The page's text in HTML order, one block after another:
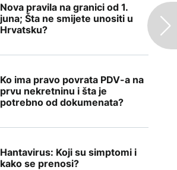
Nova pravila na granici od 1.
juna; Šta ne smijete unositi u
Hrvatsku?
Ko ima pravo povrata PDV-a na
prvu nekretninu i šta je
potrebno od dokumenata?
Hantavirus: Koji su simptomi i
kako se prenosi?